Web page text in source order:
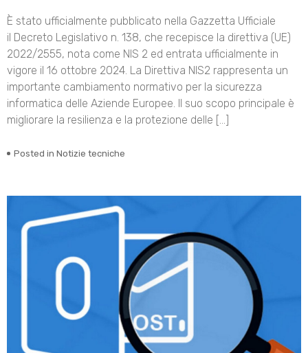
È stato ufficialmente pubblicato nella Gazzetta Ufficiale
il Decreto Legislativo n. 138, che recepisce la direttiva (UE)
2022/2555, nota come NIS 2 ed entrata ufficialmente in
vigore il 16 ottobre 2024. La Direttiva NIS2 rappresenta un
importante cambiamento normativo per la sicurezza
informatica delle Aziende Europee. Il suo scopo principale è
migliorare la resilienza e la protezione delle […]
Posted in Notizie tecniche